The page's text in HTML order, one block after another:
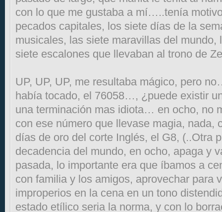
con lo que me gustaba a mí…..tenía
pecados capitales, los siete días de la
musicales, las siete maravillas del mundo,
siete escalones que llevaban al trono de
UP, UP, UP, me resultaba mágico, pero
había tocado, el 76058…, ¿puede existir
una terminación mas idiota… en ocho, no
con ese número que llevase magia, nada,
días de oro del corte Inglés, el G8, (..Otra
decadencia del mundo, en ocho, apaga y
pasada, lo importante era que íbamos a
con familia y los amigos, aprovechar para
improperios en la cena en un tono
estado etílico seria la norma, y con lo